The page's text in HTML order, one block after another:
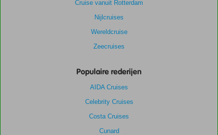
Cruise vanuit Rotterdam
Nijlcruises
Wereldcruise
Zeecruises
Populaire rederijen
AIDA Cruises
Celebrity Cruises
Costa Cruises
Cunard